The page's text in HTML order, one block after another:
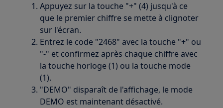
Appuyez sur la touche "+" (4) jusqu'à ce
que le premier chiffre se mette à clignoter
sur l'écran.
Entrez le code "2468" avec la touche "+" ou
"-" et confirmez après chaque chiffre avec
la touche horloge (1) ou la touche mode
(1).
"DEMO" disparaît de l'affichage, le mode
DEMO est maintenant désactivé.